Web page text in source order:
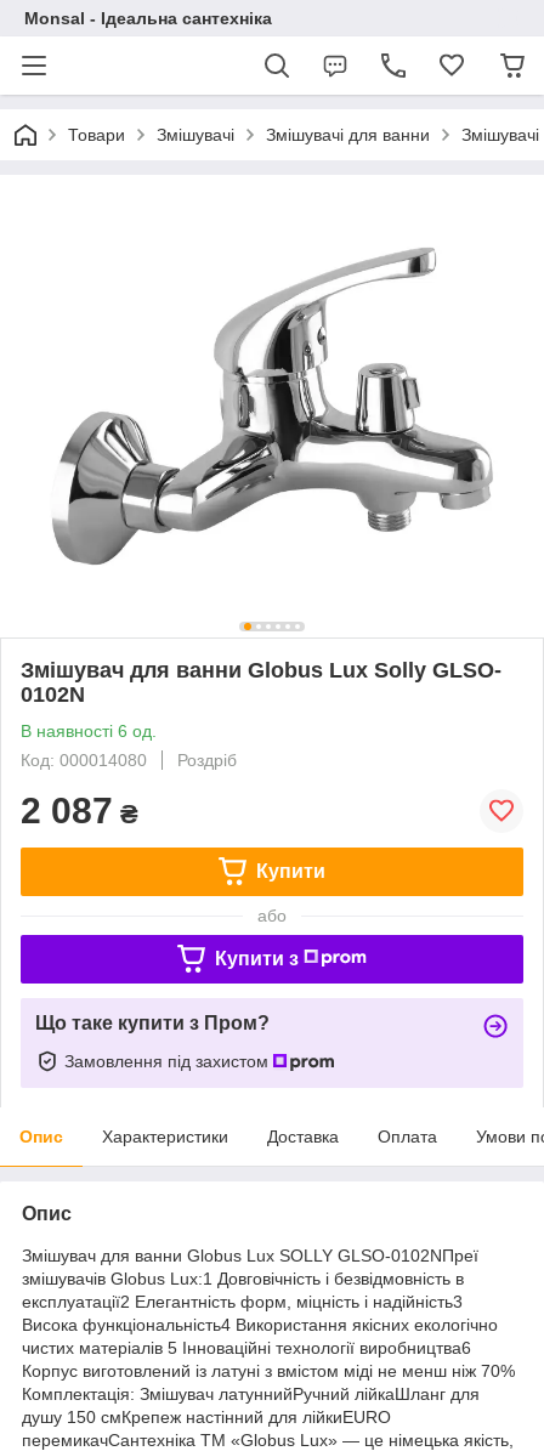
Monsal - Ідеальна сантехніка
Товари Змішувачі Змішувачі для ванни
Змішувач для ванни Globus Lux Solly GLSO-
0102N
В наявності 6 од.
Код: 000014080
Роздріб
2 087 ₴
Купити
або
Купити з
Що таке купити з Пром?
Замовлення під захистом
Опис Характеристики Доставка Оплата Умови
Опис
Змішувач для ванни Globus Lux SOLLY GLSO-0102NПреї
змішувачів Globus Lux:1 Довговічність і безвідмовність в
експлуатації2 Елегантність форм, міцність і надійність3
Висока функціональність4 Використання якісних екологічно
чистих матеріалів 5 Інноваційні технології виробництва6
Корпус виготовлений із латуні з вмістом міді не менш ніж 70%
Комплектація: Змішувач латуннийРучний лійкаШланг для
душу 150 смКрепеж настінний для лійкиEURO
перемикачСантехніка ТМ «Globus Lux» — це німецька якість,